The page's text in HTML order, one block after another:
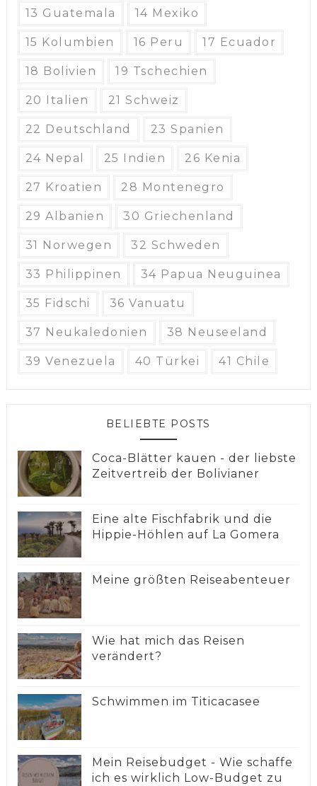
13 Guatemala 14 Mexiko
15 Kolumbien 16 Peru 17 Ecuador
18 Bolivien 19 Tschechien
20 Italien 21 Schweiz
22 Deutschland 23 Spanien
24 Nepal 25 Indien 26 Kenia
27 Kroatien 28 Montenegro
29 Albanien 30 Griechenland
31 Norwegen 32 Schweden
33 Philippinen 34 Papua Neuguinea
35 Fidschi 36 Vanuatu
37 Neukaledonien 38 Neuseeland
39 Venezuela 40 Türkei 41 Chile
BELIEBTE POSTS
Coca-Blätter kauen - der liebste
Zeitvertreib der Bolivianer
Eine alte Fischfabrik und die
Hippie-Höhlen auf La Gomera
Meine größten Reiseabenteuer
Wie hat mich das Reisen
verändert?
Schwimmen im Titicacasee
Mein Reisebudget - Wie schaffe
ich es wirklich Low-Budget zu